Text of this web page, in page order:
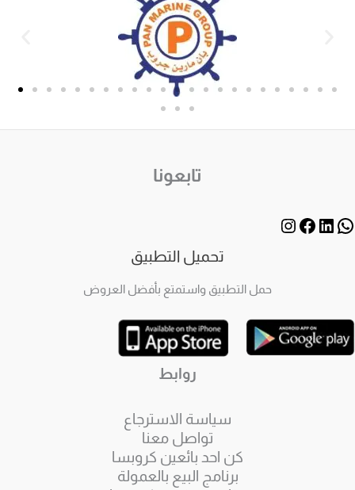
تابعونا
تحميل التطبيق
حمل التطبيق واستمتع بأفضل العروض
روابط
سياسة الاسترجاع
تواصل معنا
كن احد بائعين كروبسا
برنامج البيع بالعمولة